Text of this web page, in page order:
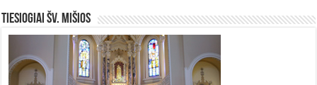
TIESIOGIAI šv. MIŠIOS